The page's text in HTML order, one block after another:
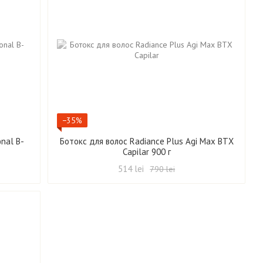
B-
−35%
Ботокс для волос Radiance Plus Agi Max BTX
Capilar 900 г
790 lei
514 lei